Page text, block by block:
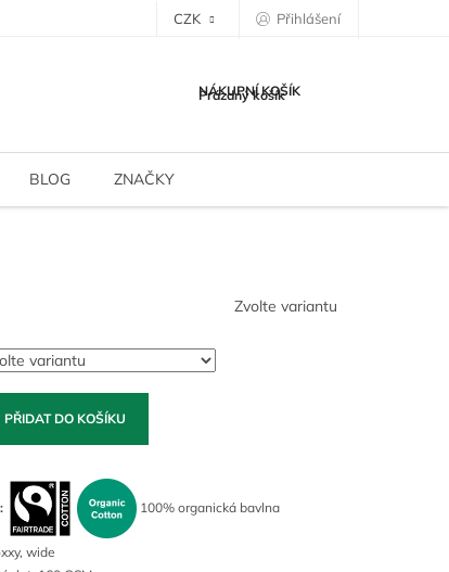
CZK Přihlášení
NÁKUPNÍ KOŠÍK
Prázdný košík
BLOG ZNAČKY
Zvolte variantu
PŘIDAT DO KOŠÍKU
100% organická bavlna
wide